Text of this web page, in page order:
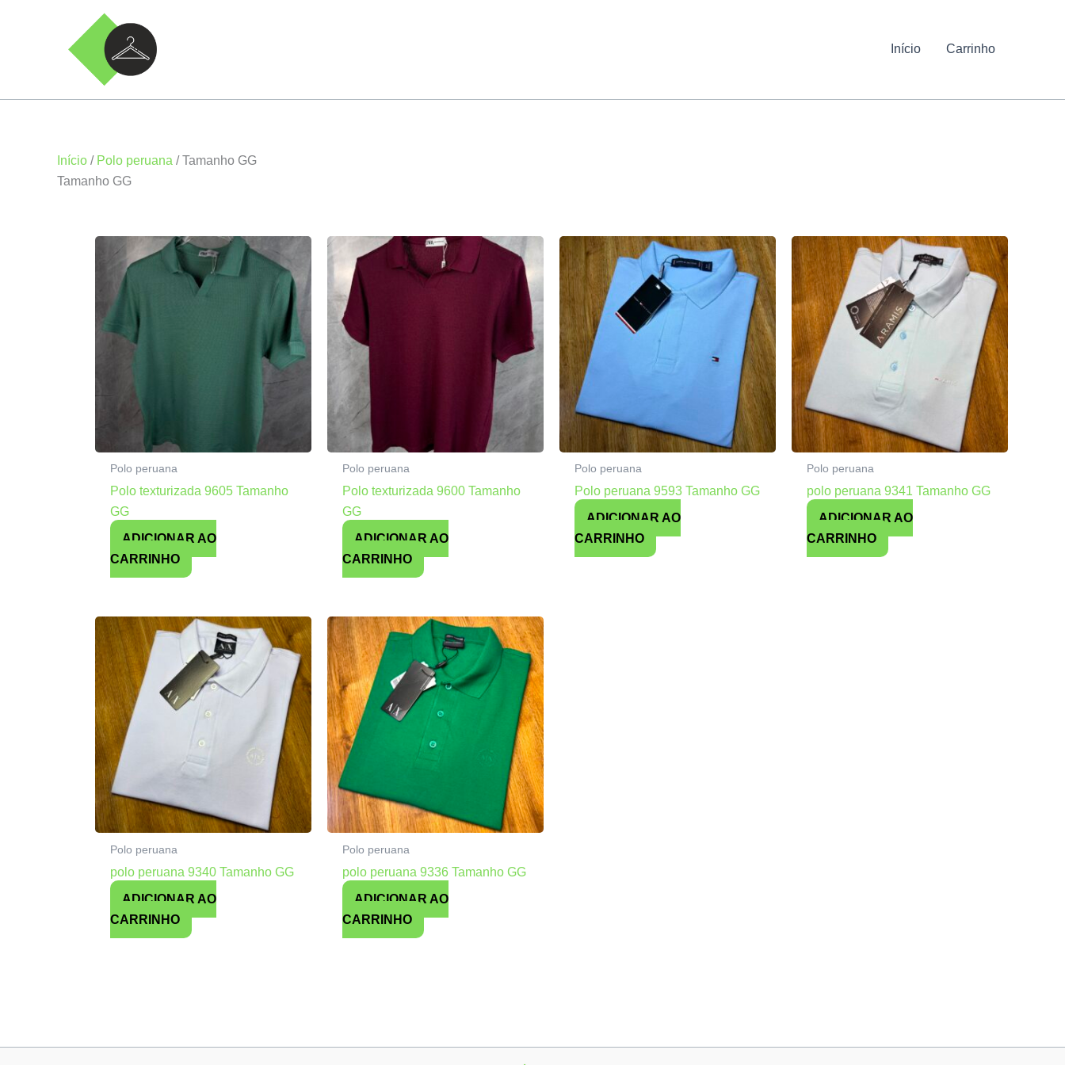
Início Carrinho
Início / Polo peruana / Tamanho GG
Tamanho GG
Polo peruana
Polo texturizada 9605 Tamanho
GG
ADICIONAR AO
CARRINHO
Polo peruana
Polo texturizada 9600 Tamanho
GG
ADICIONAR AO
CARRINHO
Polo peruana
Polo peruana 9593 Tamanho GG
ADICIONAR AO
CARRINHO
Polo peruana
polo peruana 9341 Tamanho GG
ADICIONAR AO
CARRINHO
Polo peruana
polo peruana 9340 Tamanho GG
ADICIONAR AO
CARRINHO
Polo peruana
polo peruana 9336 Tamanho GG
ADICIONAR AO
CARRINHO